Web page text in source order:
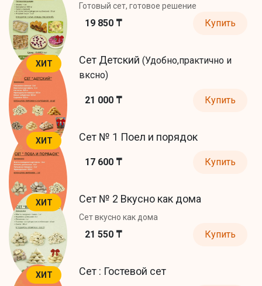
Готовый сет, готовое решение
19 850 ₸ Купить
ХИТ Сет Детский (Удобно,практично и
вксно)
21 000 ₸ Купить
ХИТ Сет № 1 Поел и порядок
17 600 ₸ Купить
ХИТ Сет № 2 Вкусно как дома
Сет вкусно как дома
21 550 ₸ Купить
ХИТ Сет : Гостевой сет